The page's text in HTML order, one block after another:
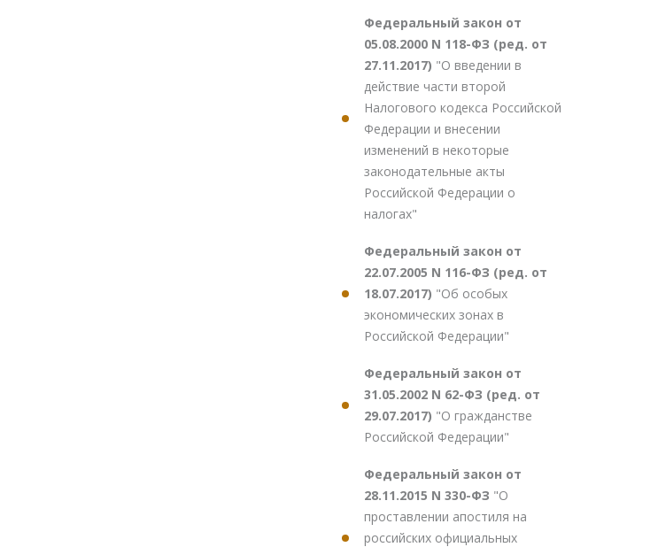
Федеральный закон от
05.08.2000 N 118-ФЗ (ред. от
27.11.2017) "О введении в
действие части второй
Налогового кодекса Российской
Федерации и внесении
изменений в некоторые
законодательные акты
Российской Федерации о
налогах"
Федеральный закон от
22.07.2005 N 116-ФЗ (ред. от
18.07.2017) "Об особых
экономических зонах в
Российской Федерации"
Федеральный закон от
31.05.2002 N 62-ФЗ (ред. от
29.07.2017) "О гражданстве
Российской Федерации"
Федеральный закон от
28.11.2015 N 330-ФЗ "О
проставлении апостиля на
российских официальных